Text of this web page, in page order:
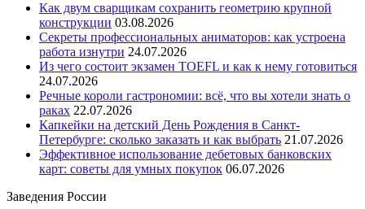
Как двум сварщикам сохранить геометрию крупной
конструкции 03.08.2026
Секреты профессиональных аниматоров: как устроена
работа изнутри 24.07.2026
Из чего состоит экзамен TOEFL и как к нему готовиться
24.07.2026
Речные короли гастрономии: всё, что вы хотели знать о
раках 22.07.2026
Капкейки на детский День Рождения в Санкт-
Петербурге: сколько заказать и как выбрать 21.07.2026
Эффективное использование дебетовых банковских
карт: советы для умных покупок 06.07.2026
Заведения России